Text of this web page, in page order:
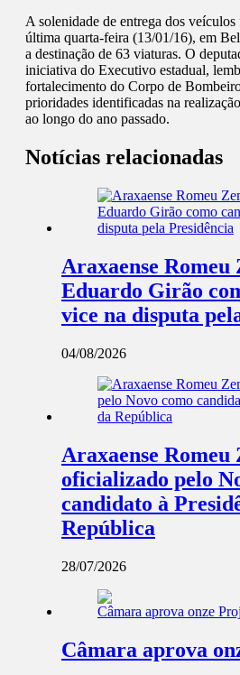
A solenidade de entrega dos
última quarta-feira (13/01/16), em
a destinação de 63 viaturas. O
iniciativa do Executivo estadual,
fortalecimento do Corpo de
prioridades identificadas na
ao longo do ano passado.
Notícias relacionadas
Araxaense
Eduardo Girão
vice na disputa
04/08/2026
Araxaense Romeu
oficializado pelo
candidato à
República
28/07/2026
Câmara aprova